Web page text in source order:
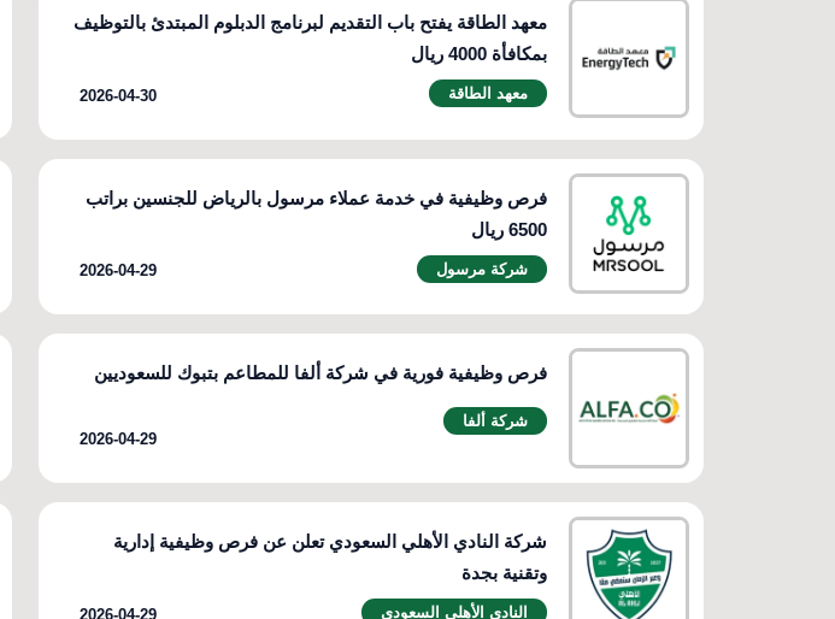
معهد الطاقة يفتح باب التقديم لبرنامج الدبلوم المبتدئ بالتوظيف
بمكافأة 4000 ريال
معهد الطاقة 2026-04-30
فرص وظيفية في خدمة عملاء مرسول بالرياض للجنسين براتب
6500 ريال
شركة مرسول 2026-04-29
فرص وظيفية فورية في شركة ألفا للمطاعم بتبوك للسعوديين
شركة ألفا
2026-04-29
شركة النادي الأهلي السعودي تعلن عن فرص وظيفية إدارية
وتقنية بجدة
النادي الأهلي السعودي 2026-04-29